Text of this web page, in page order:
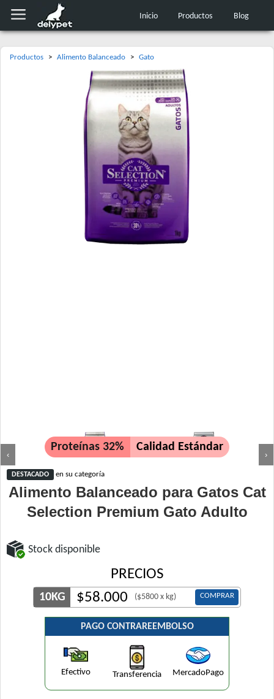
Inicio Productos Blog
Productos > Alimento Balanceado > Gato
‹ ›
Proteínas 32% Calidad Estándar
DESTACADO en su categoría
Alimento Balanceado para Gatos Cat
Selection Premium Gato Adulto
Stock disponible
PRECIOS
10KG $58.000 ($5800 x kg) COMPRAR
PAGO CONTRAREEMBOLSO
Efectivo Transferencia MercadoPago